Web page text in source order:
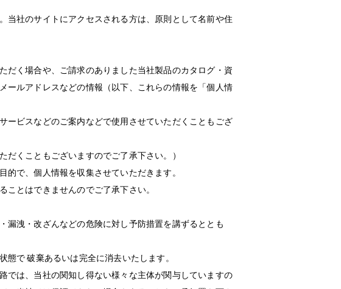
当社のサイトにアクセスされる方は、原則として名前や住
だく場合や、ご請求のありました当社製品のカタログ・資
ールアドレスなどの情報（以下、これらの情報を「個人情
ービスなどのご案内などで使用させていただくこともござ
だくこともございますのでご了承下さい。）
的で、個人情報を収集させていただきます。
とはできませんのでご了承下さい。
漏洩・改ざんなどの危険に対し予防措置を講ずるととも
で 破棄あるいは完全に消去いたします。
では、当社の関知し得ない様々な主体が関与していますの